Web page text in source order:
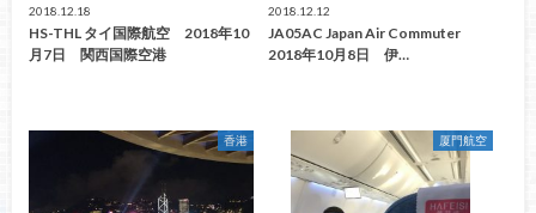
2018.12.18
HS-THL タイ国際航空 2018年10
月7日 関西国際空港
2018.12.12
JA05AC Japan Air Commuter
2018年10月8日 伊…
香港 厦門航空